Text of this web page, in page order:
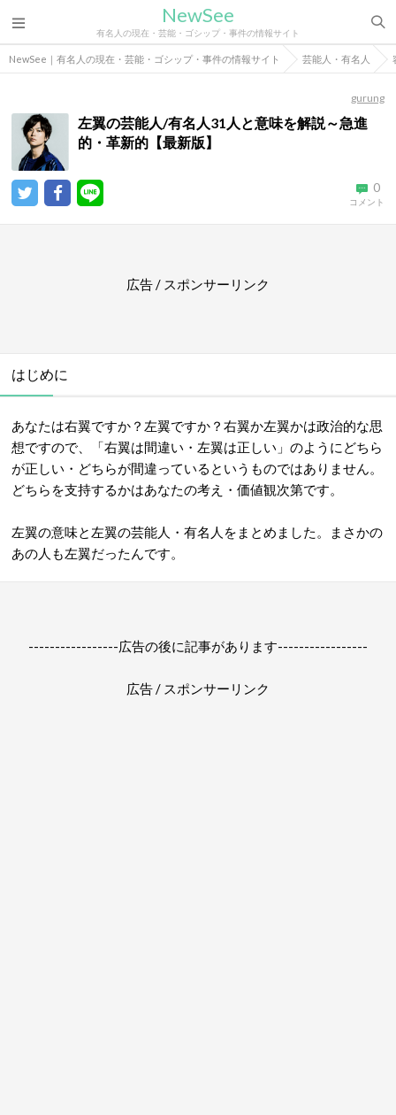
NewSee
有名人の現在・芸能・ゴシップ・事件の情報サイト
NewSee｜有名人の現在・芸能・ゴシップ・事件の情報サイト 芸能人・有名人
gurung
左翼の芸能人/有名人31人と意味を解説～急進
的・革新的【最新版】
0
コメント
広告 / スポンサーリンク
はじめに
あなたは右翼ですか？左翼ですか？右翼か左翼かは政治的な思
想ですので、「右翼は間違い・左翼は正しい」のようにどちら
が正しい・どちらが間違っているというものではありません。
どちらを支持するかはあなたの考え・価値観次第です。
左翼の意味と左翼の芸能人・有名人をまとめました。まさかの
あの人も左翼だったんです。
-----------------広告の後に記事があります-----------------
広告 / スポンサーリンク